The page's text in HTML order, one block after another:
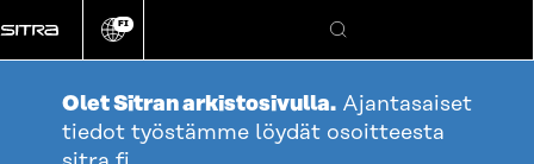
suoraan
sisältöön
Vaihda
kieli
FI
Hae
Olet Sitran arkistosivulla. Ajantasaiset
tiedot työstämme löydät osoitteesta